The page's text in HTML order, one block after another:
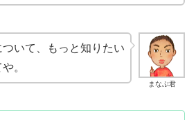
まなぶ君
いて、もっと知りたい
。